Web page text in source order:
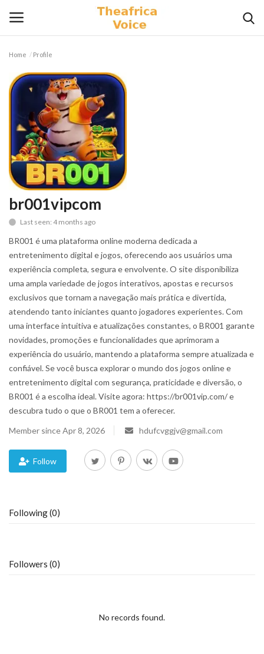
Contact
Videos
Lifestyle
Gallery
Blog
Trending
Fashion
Sitemap
News
Business
Home Profile
br001vipcom
Last seen: 4 months ago
BR001 é uma plataforma online moderna dedicada a
entretenimento digital e jogos, oferecendo aos usuários uma
experiência completa, segura e envolvente. O site disponibiliza
uma ampla variedade de jogos interativos, apostas e recursos
exclusivos que tornam a navegação mais prática e divertida,
atendendo tanto iniciantes quanto jogadores experientes. Com
uma interface intuitiva e atualizações constantes, o BR001 garante
novidades, promoções e funcionalidades que aprimoram a
experiência do usuário, mantendo a plataforma sempre atualizada e
confiável. Se você busca explorar o mundo dos jogos online e
entretenimento digital com segurança, praticidade e diversão, o
BR001 é a escolha ideal. Visite agora: https://br001vip.com/ e
descubra tudo o que o BR001 tem a oferecer.
Member since Apr 8, 2026
hdufcvggjv@gmail.com
Follow
Following (0)
Followers (0)
No records found.